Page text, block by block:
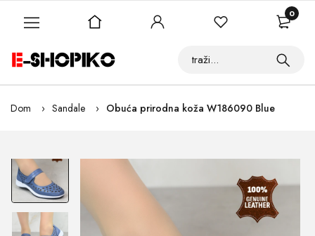
Dom Sandale Obuća prirodna koža W186090 Blue
0